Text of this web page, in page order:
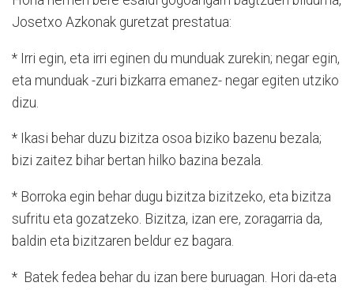
Josetxo Azkonak guretzat prestatua:
* Irri egin, eta irri eginen du munduak zurekin; negar egin,
eta munduak -zuri bizkarra emanez- negar egiten utziko
dizu.
* Ikasi behar duzu bizitza osoa biziko bazenu bezala;
bizi zaitez bihar bertan hilko bazina bezala.
* Borroka egin behar dugu bizitza bizitzeko, eta bizitza
sufritu eta gozatzeko. Bizitza, izan ere, zoragarria da,
baldin eta bizitzaren beldur ez bagara.
* Batek fedea behar du izan bere buruagan. Hori da-eta